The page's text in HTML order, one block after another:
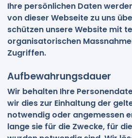
Ihre persönlichen Daten
von dieser Webseite zu uns
schützen unsere Website mit
organisatorischen
Zugriffen.
Aufbewahrungsdauer
Wir behalten Ihre
wir dies zur Einhaltung der
notwendig oder angemessen
lange sie für die Zwecke, für